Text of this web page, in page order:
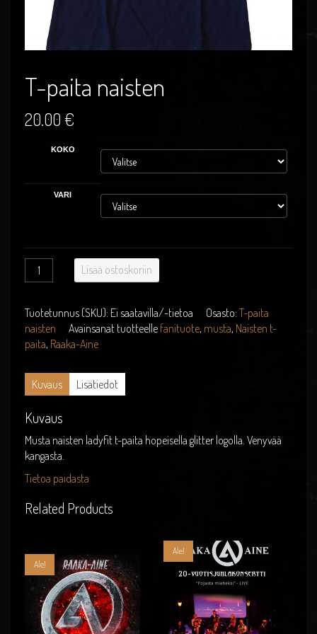
T-paita naisten
20.00€
KOKO
VARI
paita
määrä
Lisää ostoskoriin
Tuotetunnus (SKU): Ei saatavilla/-tietoa Osasto: T-paita
naisten
Avainsanat tuotteelle fanituote, musta, Naisten t-
paita, Raaka-Aine
Kuvaus Lisätiedot
Kuvaus
Musta naisten ladyfit t-paita hopeisella glitter logolla. Venyvää
kangasta.
Tietoa paidasta
Related Products
Ale!
Ale!